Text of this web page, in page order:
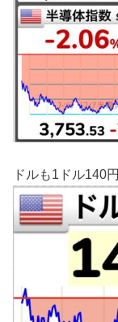
ドルも1ドル140